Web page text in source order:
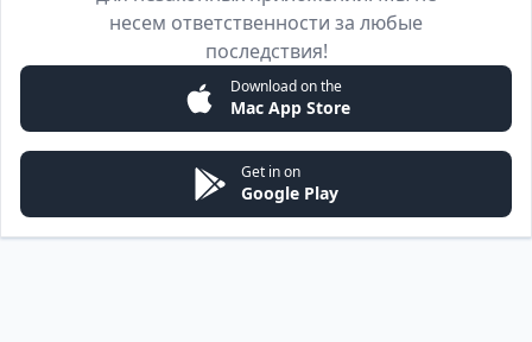
несем ответственности за любые
последствия!
Download on the
Mac App Store
Get in on
Google Play